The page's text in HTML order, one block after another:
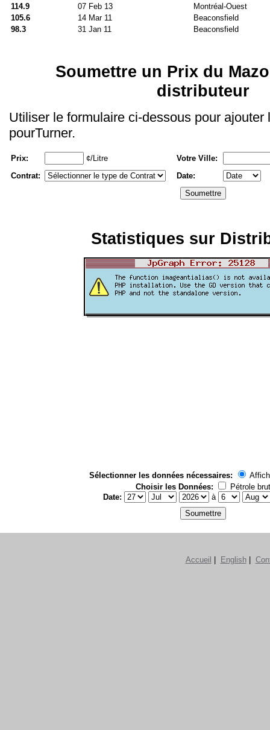
114.9
07 Feb 13
Montréal-Ouest
105.6
14 Mar 11
Beaconsfield
98.3
31 Jan 11 Beaconsfield
Soumettre un Prix du
distributeur
Utiliser le formulaire ci-dessous pour ajouter
pourTurner.
Prix: ¢/Litre
Votre Ville:
Contrat:
Date:
Statistiques sur
Sélectionner les données nécessaires:
Choisir les Données:
Pétrole brut
Date:
à
Accueil | English|